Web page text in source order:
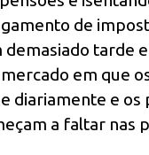
de
tarde
em que
diariamente e os
a faltar nas